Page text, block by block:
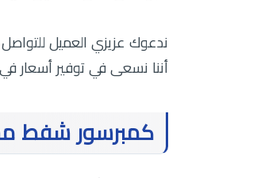
ندعوك عزيزي العميل
أننا نسعى في توفير أسعار
كمبرسور شفط